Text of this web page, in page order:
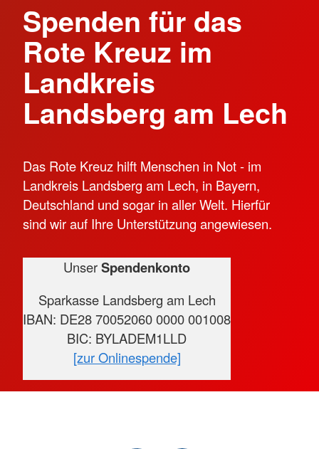
Spenden für das
Rote Kreuz im
Landkreis
Landsberg am Lech
Das Rote Kreuz hilft Menschen in Not - im
Landkreis Landsberg am Lech, in Bayern,
Deutschland und sogar in aller Welt. Hierfür
sind wir auf Ihre Unterstützung angewiesen.
UnserSpendenkonto
Sparkasse Landsberg am Lech
IBAN: DE28 70052060 0000 001008
BIC: BYLADEM1LLD
[zur Onlinespende]